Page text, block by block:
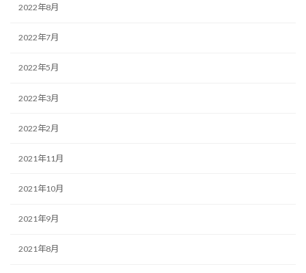
2022年8月
2022年7月
2022年5月
2022年3月
2022年2月
2021年11月
2021年10月
2021年9月
2021年8月